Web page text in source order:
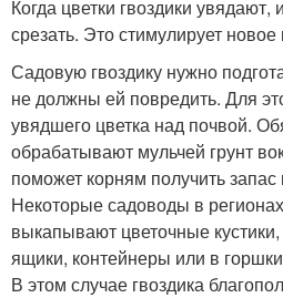
Когда цветки гвоздики
срезать. Это стимулирует новое
Садовую гвоздику нужно
не должны ей повредить. Для
увядшего цветка над почвой.
обрабатывают мульчей грунт
поможет корням получить
Некоторые садоводы в
выкапывают цветочные
ящики, контейнеры или в
В этом случае гвоздика